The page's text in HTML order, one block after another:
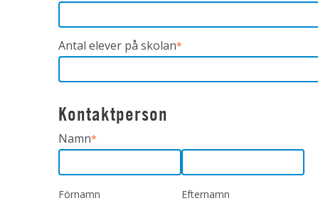
Antal elever på skolan*
Kontaktperson
Namn*
Förnamn Efternamn